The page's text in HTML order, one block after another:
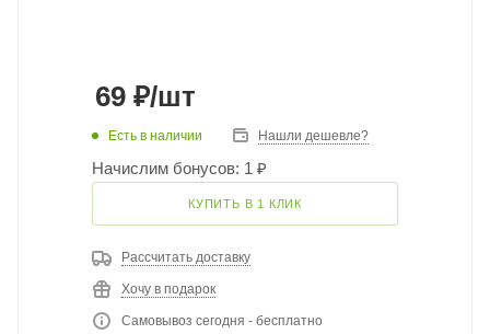
69 ₽/шт
Есть в наличии Нашли дешевле?
Начислим бонусов: 1 ₽
КУПИТЬ В 1 КЛИК
Рассчитать доставку
Хочу в подарок
Самовывоз сегодня - бесплатно